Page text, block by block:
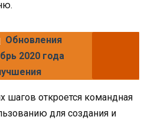
Обновления
2020 года
шагов откроется командная
для создания и